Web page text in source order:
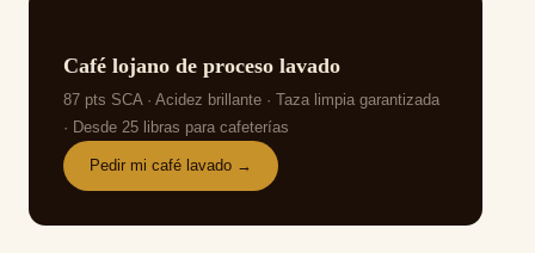
SÉ NUESTRO DISTRIBUIDOR
Café lojano de proceso lavado
87 pts SCA · Acidez brillante · Taza limpia garantizada
· Desde 25 libras para cafeterías
Pedir mi café lavado →